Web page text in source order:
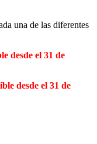
una de las diferentes
desde el 31 de
desde el 31 de